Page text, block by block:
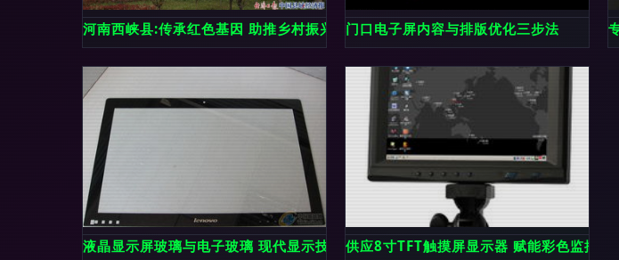
河南西峡县:传承红色基因 助推乡村振兴 电子显示屏门口电子屏内容与排版优化三步法
液晶显示屏玻璃与电子玻璃 现代显示技术的核心技术解析供应8寸TFT触摸屏显示器 赋能彩色监控与